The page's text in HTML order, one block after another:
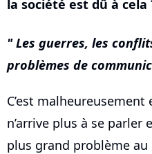
la société est dû à cela
Les guerres, les
problèmes de
C’est
n’arrive plus à se parler
plus grand problème au